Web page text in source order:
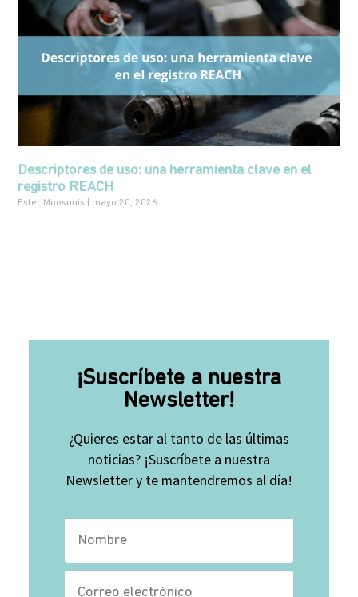
Descriptores de uso: una herramienta clave en el
registro REACH
Ester Monsonís mayo 20, 2026
¡Suscríbete a nuestra
Newsletter!
¿Quieres estar al tanto de las últimas
noticias? ¡Suscríbete a nuestra
Newsletter y te mantendremos al día!